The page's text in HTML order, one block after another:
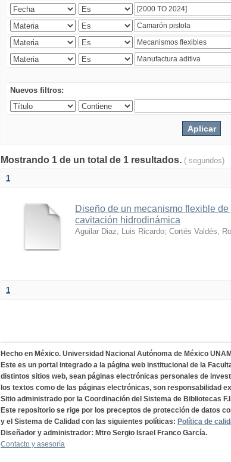
Nuevos filtros:
Mostrando 1 de un total de 1 resultados. ( segundos)
1
Diseño de un mecanismo flexible
cavitación hidrodinámica
Aguilar Diaz, Luis Ricardo; Cortés Valdés,
1
Hecho en México. Universidad Nacional Autónoma de México
Este es un portal integrado a la página web institucional de la
distintos sitios web, sean páginas electrónicas personales de
los textos como de las páginas electrónicas, son responsabilidad
Sitio administrado por la Coordinación del Sistema de Bibliotecas
Este repositorio se rige por los preceptos de protección de datos
y el Sistema de Calidad con las siguientes políticas: Política de
Diseñador y administrador: Mtro Sergio Israel Franco García.
Contacto y asesoría